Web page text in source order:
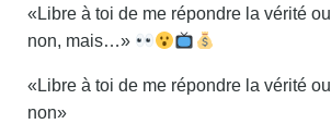
«Libre à toi de me répondre la vérité ou
non, mais…»
«Libre à toi de me répondre la vérité ou
non»